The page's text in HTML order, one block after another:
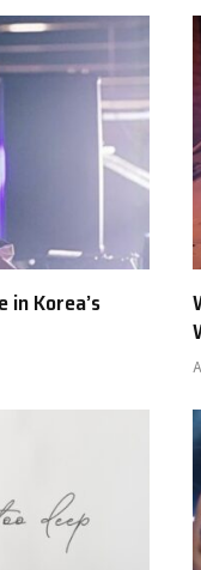
in Korea’s